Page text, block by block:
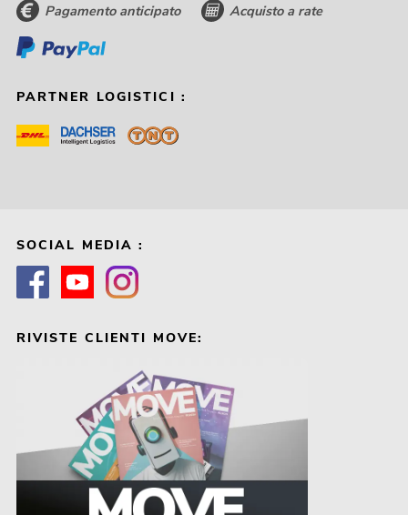
Pagamento anticipato Acquisto a rate
PARTNER LOGISTICI :
SOCIAL MEDIA :
RIVISTE CLIENTI MOVE: